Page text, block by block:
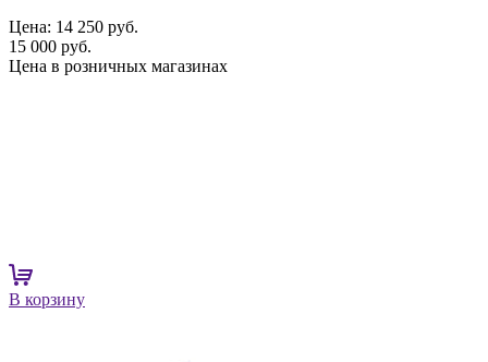
Цена: 14 250 руб.
15 000 руб.
Цена в розничных магазинах
В корзину